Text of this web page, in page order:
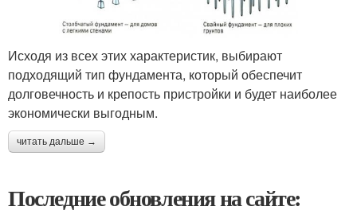
Исходя из всех этих характеристик, выбирают
подходящий тип фундамента, который обеспечит
долговечность и крепость пристройки и будет наиболее
экономически выгодным.
читать дальше →
Последние обновления на сайте: